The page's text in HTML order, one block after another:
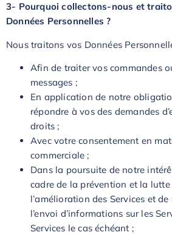
3- Pourquoi collectons-nous et
Données Personnelles ?
Nous traitons vos Données
Afin de traiter vos commandes
messages ;
En application de notre
répondre à vos des demandes
droits ;
Avec votre consentement en
commerciale ;
Dans la poursuite de notre
cadre de la prévention et la
l’amélioration des Services et
l’envoi d’informations sur les
Services le cas échéant ;